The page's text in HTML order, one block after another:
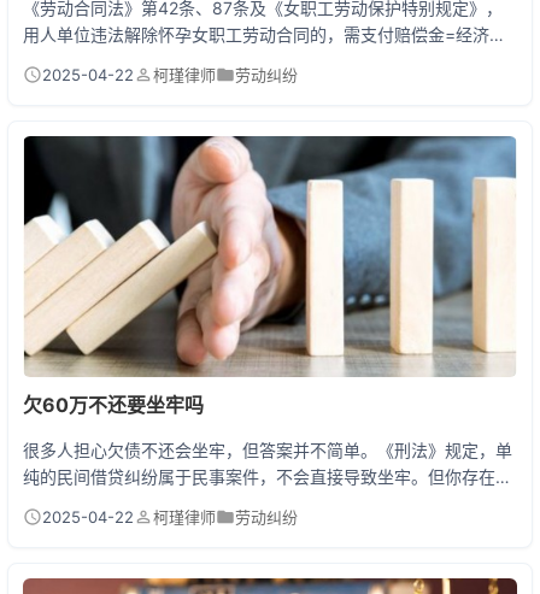
《劳动合同法》第42条、87条及《女职工劳动保护特别规定》，
用人单位违法解除怀孕女职工劳动合同的，需支付赔偿金=经济补
支付1个月工资），还需赔偿孕期、产期、哺乳期（三期内）的工
限），赔偿月数高达12-18个月甚至更多。 公司辞退孕妇的6种情
况与赔偿计算 最近接到个咨询：小美怀孕5...
2025-04-22 柯瑾律师 劳动纠纷
欠60万不还要坐牢吗
很多人担心欠债不还会坐牢，但答案并不简单。《刑法》规定，单
纯的民间借贷纠纷属于民事案件，不会直接导致坐牢。但你存在以
能力还款却故意转移财产、收到法院判决后仍拒不执行、通过虚假
红线！ 欠60万不还的3种结局 老王向朋友借了60万做生意失败，
2025-04-22 柯瑾律师 劳动纠纷